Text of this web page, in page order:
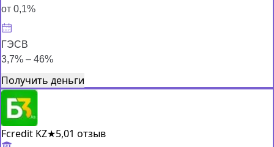
от 0,1%
ГЭСВ
3,7% – 46%
Получить деньги
Fcredit KZ★5,01 отзыв